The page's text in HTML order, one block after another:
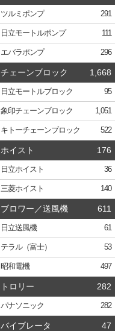
ツルミ ポンプ 291
日立モートルポンプ 111
エバラポンプ 296
チェーンブロック 1,668
日立モートルブロック 95
象印チェーンブロック 1,051
キトーチェーンブロック 522
ホイスト 176
日立ホイスト 36
三菱ホイスト 140
ブロワー／送風機 611
日立送風機 61
テラル（富士） 53
昭和電機 497
トロリー 282
パナソニック 282
バイブレータ 47